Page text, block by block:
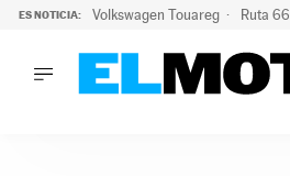
ES NOTICIA: Volkswagen Touareg Ruta 66